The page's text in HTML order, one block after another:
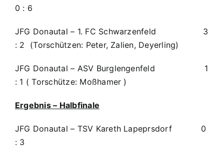
0 : 6
JFG Donautal – 1. FC Schwarzenfeld 3
: 2 (Torschützen: Peter, Zalien, Deyerling)
JFG Donautal – ASV Burglengenfeld 1
: 1 ( Torschütze: Moßhamer )
Ergebnis – Halbfinale
JFG Donautal – TSV Kareth Lapeprsdorf 0
: 3